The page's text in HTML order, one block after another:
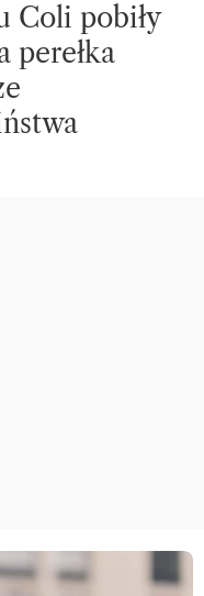
Coli pobiły
perełka